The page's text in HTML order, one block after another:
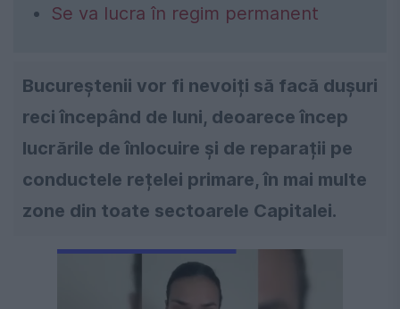
Se va lucra în regim permanent
Bucureștenii vor fi nevoiți să facă dușuri
reci începând de luni, deoarece încep
lucrările de înlocuire și de reparații pe
conductele rețelei primare, în mai multe
zone din toate sectoarele Capitalei.